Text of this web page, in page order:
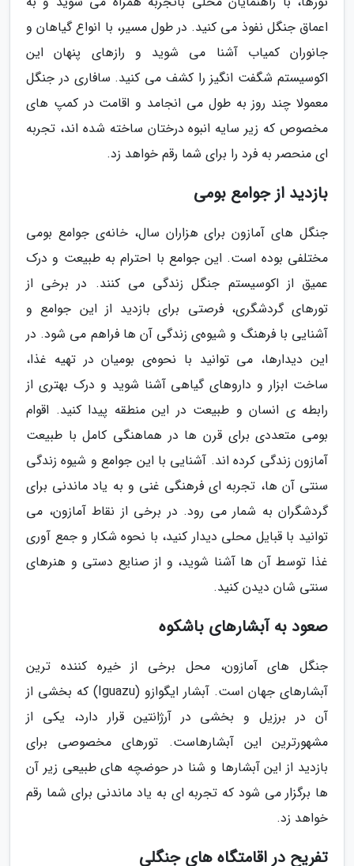
اعماق جنگل نفوذ می کنید. در طول مسیر، با انواع گیاهان و
جانوران کمیاب آشنا می شوید و رازهای پنهان این
اکوسیستم شگفت انگیز را کشف می کنید. سافاری در جنگل
معمولا چند روز به طول می انجامد و اقامت در کمپ های
مخصوص که زیر سایه انبوه درختان ساخته شده اند، تجربه
ای منحصر به فرد را برای شما رقم خواهد زد.
بازدید از جوامع بومی
جنگل های آمازون برای هزاران سال، خانه‌ی جوامع بومی
مختلفی بوده است. این جوامع با احترام به طبیعت و درک
عمیق از اکوسیستم جنگل زندگی می کنند. در برخی از
تورهای گردشگری، فرصتی برای بازدید از این جوامع و
آشنایی با فرهنگ و شیوه‌ی زندگی آن ها فراهم می شود. در
این دیدارها، می توانید با نحوه‌ی بومیان در تهیه غذا،
ساخت ابزار و داروهای گیاهی آشنا شوید و درک بهتری از
رابطه ی انسان و طبیعت در این منطقه پیدا کنید. اقوام
بومی متعددی برای قرن ها در هماهنگی کامل با طبیعت
آمازون زندگی کرده اند. آشنایی با این جوامع و شیوه زندگی
سنتی آن ها، تجربه ای فرهنگی غنی و به یاد ماندنی برای
گردشگران به شمار می رود. در برخی از نقاط آمازون، می
توانید با قبایل محلی دیدار کنید، با نحوه شکار و جمع آوری
غذا توسط آن ها آشنا شوید، و از صنایع دستی و هنرهای
سنتی شان دیدن کنید.
صعود به آبشارهای باشکوه
جنگل های آمازون، محل برخی از خیره کننده ترین
آبشارهای جهان است. آبشار ایگوازو (Iguazu) که بخشی از
آن در برزیل و بخشی در آرژانتین قرار دارد، یکی از
مشهورترین این آبشارهاست. تورهای مخصوصی برای
بازدید از این آبشارها و شنا در حوضچه های طبیعی زیر آن
ها برگزار می شود که تجربه ای به یاد ماندنی برای شما رقم
خواهد زد.
تفریح در اقامتگاه های جنگلی